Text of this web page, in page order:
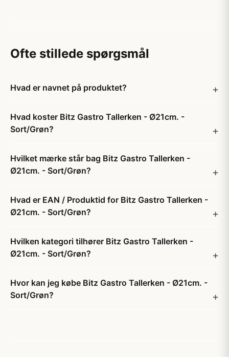
Ofte stillede spørgsmål
Hvad er navnet på produktet?
Hvad koster Bitz Gastro Tallerken - Ø21cm. -
Sort/Grøn?
Hvilket mærke står bag Bitz Gastro Tallerken -
Ø21cm. - Sort/Grøn?
Hvad er EAN / Produktid for Bitz Gastro Tallerken -
Ø21cm. - Sort/Grøn?
Hvilken kategori tilhører Bitz Gastro Tallerken -
Ø21cm. - Sort/Grøn?
Hvor kan jeg købe Bitz Gastro Tallerken - Ø21cm. -
Sort/Grøn?